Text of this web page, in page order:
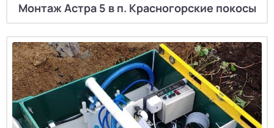
Монтаж Астра 5 в п. Красногорские покосы